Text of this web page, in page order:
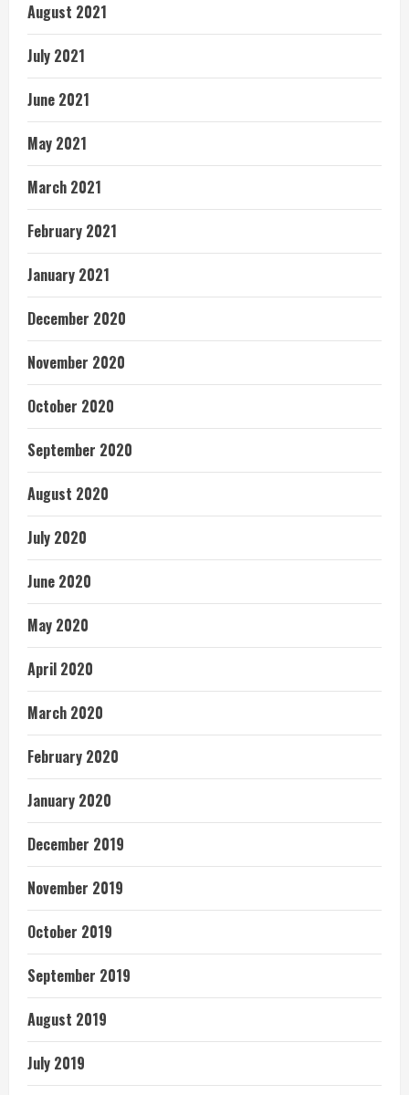
August 2021
July 2021
June 2021
May 2021
March 2021
February 2021
January 2021
December 2020
November 2020
October 2020
September 2020
August 2020
July 2020
June 2020
May 2020
April 2020
March 2020
February 2020
January 2020
December 2019
November 2019
October 2019
September 2019
August 2019
July 2019